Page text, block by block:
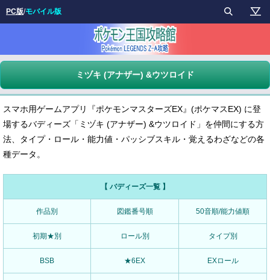
ミヅキ (アナザー) &ウツロイド
スマホ用ゲームアプリ『ポケモンマスターズEX』(ポケマスEX) に登
場するバディーズ「ミヅキ (アナザー) &ウツロイド」を仲間にする方
法、タイプ・ロール・能力値・パッシブスキル・覚えるわざなどの各
種データ。
【 バディーズ一覧 】
作品別 図鑑番号順 50音順/能力値順
初期★別 ロール別 タイプ別
BSB ★6EX EXロール
PC版/モバイル版